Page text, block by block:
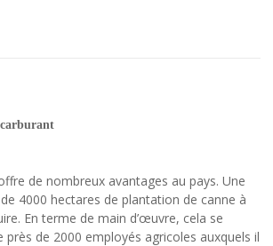
Cinéma : Lionsgate attire l'attention du
Unknown-Jul 13 2026
Intelligence artificielle : le "Sud global" joue
Unknown -Jul 06 2026
Chine : des investissements à l'étranger plus
de nombreux avantages au pays. Une
4000 hectares de plantation de canne à
En terme de main d’œuvre, cela se
près de 2000 employés agricoles auxquels il